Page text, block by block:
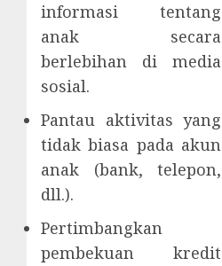
informasi tentang
anak secara
berlebihan di media
sosial.
Pantau aktivitas yang
tidak biasa pada akun
anak (bank, telepon,
dll.).
Pertimbangkan
pembekuan kredit